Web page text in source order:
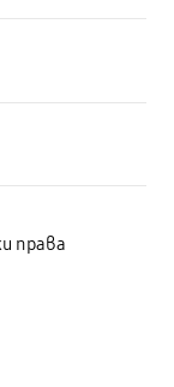
права